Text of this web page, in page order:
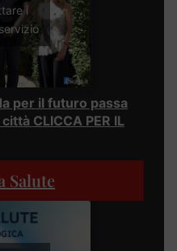
i
per il futuro passa
CLICCA PER IL
Salute